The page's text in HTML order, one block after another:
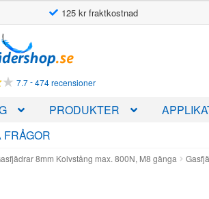
125 kr fraktkostnad
7.7-474 recensioner
PRODUKTER
FRÅGOR
8mm Kolvstång max. 800N, M8 gänga